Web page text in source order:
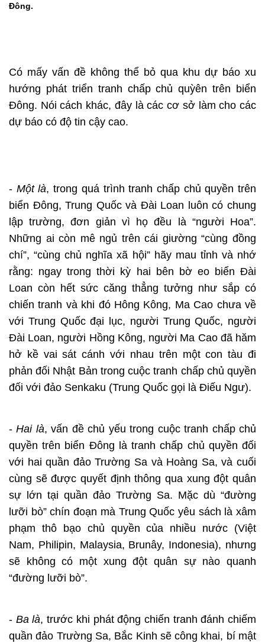
Đông.
Có mấy vấn đề không thể bỏ qua khu dự báo xu
hướng phát triển tranh chấp chủ quỳên trên biển
Đông. Nói cách khác, đây là các cơ sở làm cho các
dự báo có độ tin cậy cao.
- Một là, trong quá trình tranh chấp chủ quyền trên
biển Đông, Trung Quốc và Đài Loan luôn có chung
lập trường, đơn giản vì họ đều là “người Hoa”.
Những ai còn mê ngủ trên cái giường “cùng đồng
chí”, “cùng chủ nghĩa xã hội” hãy mau tỉnh và nhớ
rằng: ngay trong thời kỳ hai bên bờ eo biển Đài
Loan còn hết sức căng thẳng tưởng như sắp có
chiến tranh và khi đó Hông Kông, Ma Cao chưa về
với Trung Quốc đại lục, người Trung Quốc, người
Đài Loan, người Hồng Kông, người Ma Cao đã hăm
hở kề vai sát cánh với nhau trên một con tàu đi
phản đối Nhật Bản trong cuộc tranh chấp chủ quyền
đối với đảo Senkaku (Trung Quốc gọi là Điếu Ngư).
-Hai là, vấn đề chủ yếu trong cuộc tranh chấp chủ
quyền trên biển Đông là tranh chấp chủ quyền đối
với hai quần đảo Trường Sa và Hoàng Sa, và cuối
cùng sẽ được quyết định thông qua xung đột quân
sự lớn tại quần đảo Trường Sa. Mặc dù “đường
lưỡi bò” chín đoạn mà Trung Quốc yêu sách là xâm
phạm thô bạo chủ quyền của nhiều nước (Việt
Nam, Philipin, Malaysia, Brunây, Indonesia), nhưng
sẽ không có một xung đột quân sự nào quanh
“đường lưỡi bò”.
- Ba là, trước khi phát động chiến tranh đánh chiếm
quần đảo Trường Sa, Bắc Kinh sẽ công khai, bí mật